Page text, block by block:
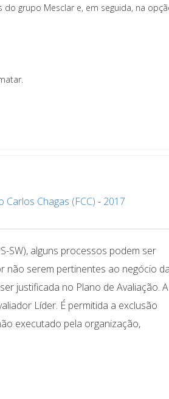
grupo Mesclar e, em seguida, na
Carlos Chagas (FCC) - 2017
SW), alguns processos podem ser
não serem pertinentes ao negócio
justificada no Plano de Avaliação. A
Líder. É permitida a exclusão
executado pela organização,